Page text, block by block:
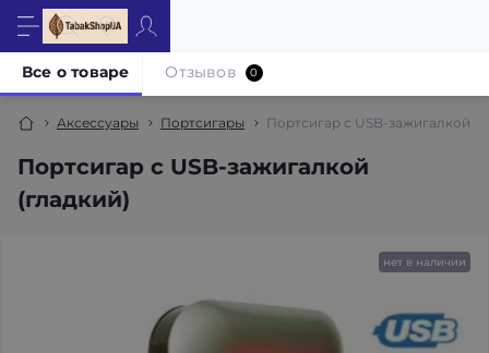
Аксессуары Портсигары Портсигар с USB-зажигалкой
Портсигар с USB-зажигалкой
(гладкий)
Все о товаре Отзывов 0
нет в наличии